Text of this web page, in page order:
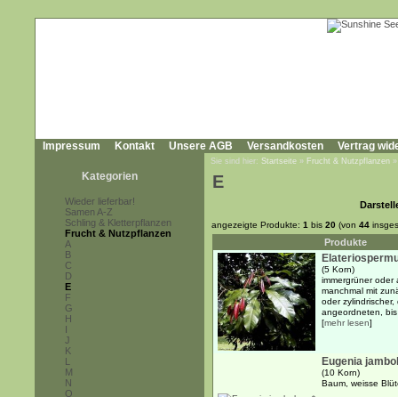
Impressum Kontakt Unsere AGB Versandkosten Vertrag
Kategorien
Wieder lieferbar!
Samen A-Z
Schling & Kletterpflanzen
Frucht & Nutzpflanzen
A
B
C
D
E
F
G
H
I
J
K
L
M
N
O
Sie sind hier: Startseite » Frucht & Nutzpflanzen
E
angezeigte Produkte: 1 bis 20 (von 44
Produkte
(5 Korn)
immergrüner oder
manchmal mit
oder
angeordneten,
[mehr lesen]
Eugenia
(10 Korn)
Baum, weisse